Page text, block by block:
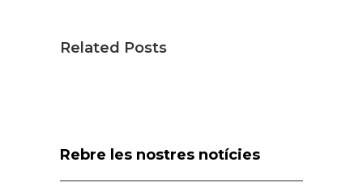
Related Posts
Rebre les nostres notícies